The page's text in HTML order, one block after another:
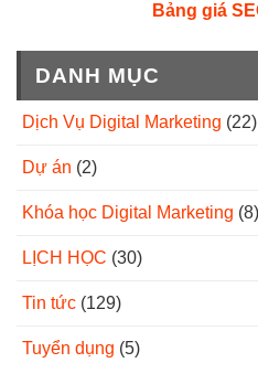
Bảng giá
DANH MỤC
Dịch Vụ Digital Marketing (22)
Dự án (2)
Khóa học Digital Marketing (8)
LỊCH HỌC (30)
Tin tức (129)
Tuyển dụng (5)